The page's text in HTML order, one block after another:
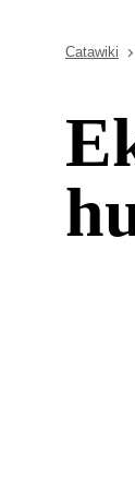
Catawiki